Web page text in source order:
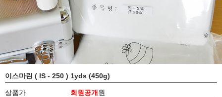
이스마린 ( IS - 250 ) 1yds (450g)
상품가 회원공개원